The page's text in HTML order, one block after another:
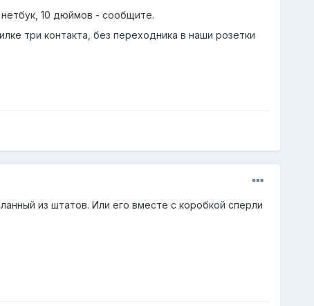
10 дюймов - сообщите.
три контакта, без переходника в наши розетки
из штатов. Или его вместе с коробкой сперли